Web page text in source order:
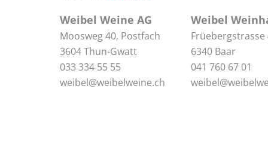
Weibel Weine AG
Moosweg 40, Postfach
3604 Thun-Gwatt
033 334 55 55
weibel@weibelweine.ch
Weibel
Früebergstrasse
6340 Baar
041 760 67 01